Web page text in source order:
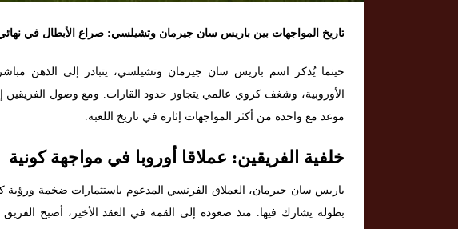
تاريخ المواجهات بين باريس سان جيرمان وتشيلسي: صراع الأبطال في نهائي
حينما يُذكر اسم باريس سان جيرمان وتشيلسي، يتبادر إلى الذهن
الأوروبية، وشغف كروي عالمي يتجاوز حدود القارات. ومع وصول الفريقين
موعد مع واحدة من أكثر المواجهات إثارة في تاريخ اللعبة.
خلفية الفريقين: عملاقا أوروبا في مواجهة كونية
باريس سان جيرمان، العملاق الفرنسي المدعوم باستثمارات ضخمة
بطولة يشارك فيها. منذ صعوده إلى القمة في العقد الأخير، أصبح